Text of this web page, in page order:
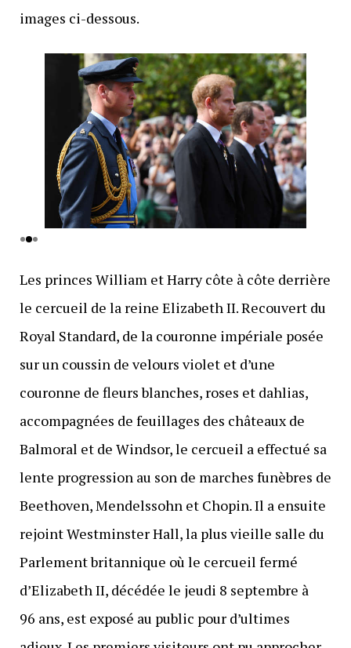
images ci-dessous.
Les princes William et Harry côte à côte derrière
le cercueil de la reine Elizabeth II. Recouvert du
Royal Standard, de la couronne impériale posée
sur un coussin de velours violet et d’une
couronne de fleurs blanches, roses et dahlias,
accompagnées de feuillages des châteaux de
Balmoral et de Windsor, le cercueil a effectué sa
lente progression au son de marches funèbres de
Beethoven, Mendelssohn et Chopin. Il a ensuite
rejoint Westminster Hall, la plus vieille salle du
Parlement britannique où le cercueil fermé
d’Elizabeth II, décédée le jeudi 8 septembre à
96 ans, est exposé au public pour d’ultimes